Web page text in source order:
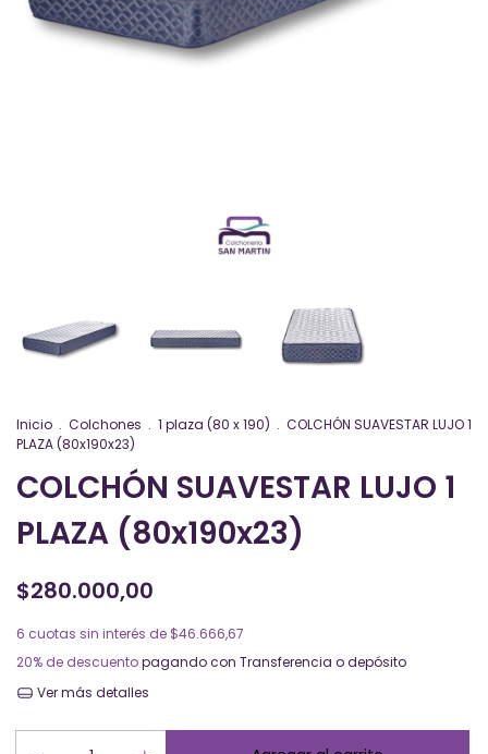
Inicio . Colchones . 1 plaza (80 x 190) . COLCHÓN SUAVESTAR LUJO 1
PLAZA (80x190x23)
COLCHÓN SUAVESTAR LUJO 1
PLAZA (80x190x23)
$280.000,00
6 cuotas sin interés de $46.666,67
20% de descuentopagando con Transferencia o depósito
Ver más detalles